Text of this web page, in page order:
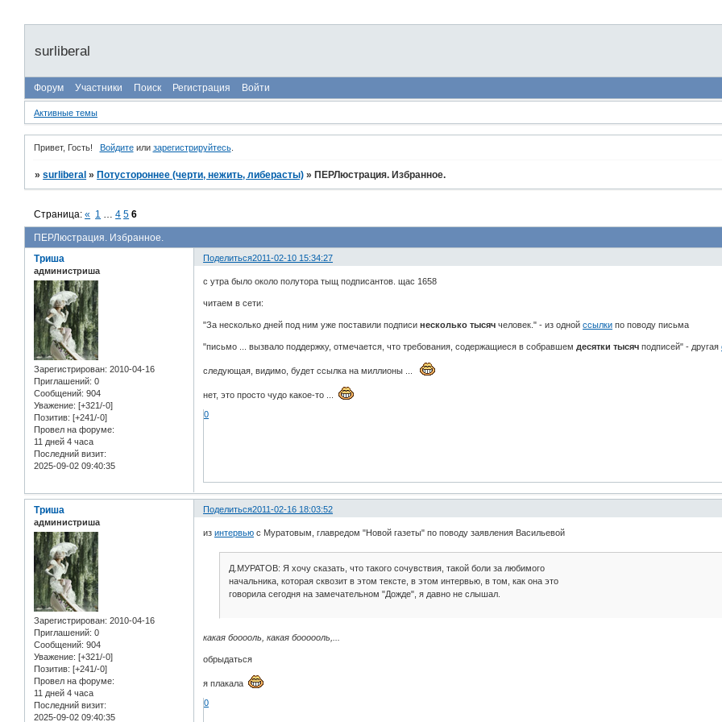
surliberal
Форум Участники Поиск Регистрация Войти
Активные темы
Привет, Гость! Войдитеили зарегистрируйтесь.
»surliberal » Потустороннее (черти, нежить, либерасты) » ПЕРЛюстрация. Избранное.
ПЕРЛюстрация. Избранное.
Страница:« 1 4 5 6
Поделиться2011-02-10 15:34:27
Триша
администриша
Зарегистрирован: 2010-04-16
Приглашений: 0
Сообщений: 904
Уважение: [+321/-0]
Позитив: [+241/-0]
Провел на форуме:
11 дней 4 часа
Последний визит:
2025-09-02 09:40:35
с утра было около полутора тыщ подписантов. щас 1658
читаем в сети:
"За несколько дней под ним уже поставили подписинесколько тысяч человек." - из однойссылки по поводу письма
"письмо ... вызвало поддержку, отмечается, что требования, содержащиеся в собравшем десятки тысяч подписей" - другая
следующая, видимо, будет ссылка на миллионы ...
нет, это просто чудо какое-то ...
0
Поделиться2011-02-16 18:03:52
Триша
администриша
Зарегистрирован: 2010-04-16
Приглашений: 0
Сообщений: 904
Уважение: [+321/-0]
Позитив: [+241/-0]
Провел на форуме:
11 дней 4 часа
Последний визит:
2025-09-02 09:40:35
изинтервью с Муратовым, главредом "Новой газеты" по поводу заявления Васильевой
Д.МУРАТОВ: Я хочу сказать, что такого сочувствия, такой боли за любимого
начальника, которая сквозит в этом тексте, в этом интервью, в том, как она это
говорила сегодня на замечательном "Дожде", я давно не слышал.
какая бооооль, какая боооооль,...
обрыдаться
я плакала
0